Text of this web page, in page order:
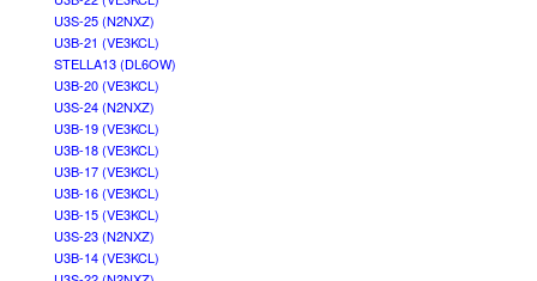
U3S-25 (N2NXZ)
U3B-21 (VE3KCL)
STELLA13 (DL6OW)
U3B-20 (VE3KCL)
U3S-24 (N2NXZ)
U3B-19 (VE3KCL)
U3B-18 (VE3KCL)
U3B-17 (VE3KCL)
U3B-16 (VE3KCL)
U3B-15 (VE3KCL)
U3S-23 (N2NXZ)
U3B-14 (VE3KCL)